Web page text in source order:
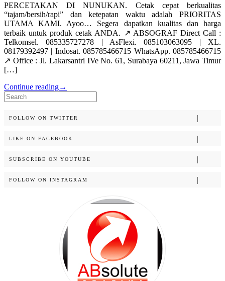
PERCETAKAN DI NUNUKAN. Cetak cepat berkualitas
“tajam/bersih/rapi” dan ketepatan waktu adalah PRIORITAS
UTAMA KAMI. Ayoo… Segera dapatkan kualitas dan harga
terbaik untuk produk cetak ANDA. ↗️ ABSOGRAF Direct Call :
Telkomsel. 085335727278 | AsFlexi. 085103063095 | XL.
08179392497 | Indosat. 085785466715 WhatsApp. 085785466715
↗️ Office : Jl. Lakarsantri IVe No. 61, Surabaya 60211, Jawa Timur
[…]
Continue reading→
Search
for:
FOLLOW ON TWITTER
LIKE ON FACEBOOK
SUBSCRIBE ON YOUTUBE
FOLLOW ON INSTAGRAM